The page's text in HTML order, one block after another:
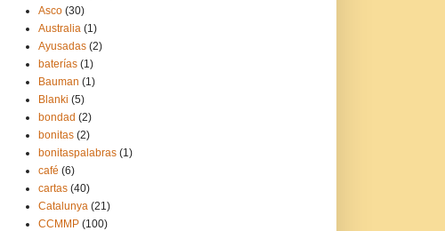
Asco (30)
Australia (1)
Ayusadas (2)
baterías (1)
Bauman (1)
Blanki (5)
bondad (2)
bonitas (2)
bonitaspalabras (1)
café (6)
cartas (40)
Catalunya (21)
CCMMP (100)